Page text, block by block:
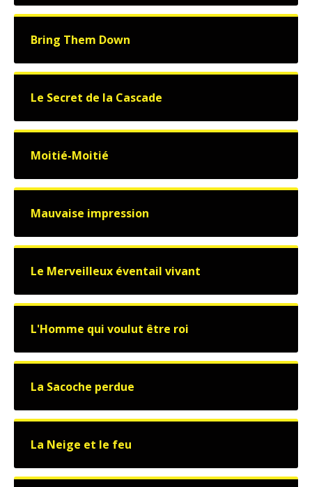
Bring Them Down
Le Secret de la Cascade
Moitié-Moitié
Mauvaise impression
Le Merveilleux éventail vivant
L'Homme qui voulut être roi
La Sacoche perdue
La Neige et le feu